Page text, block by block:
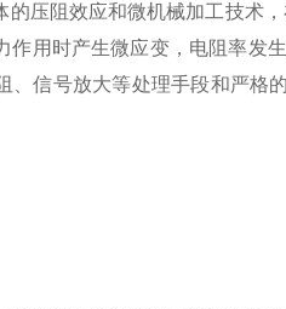
压阻效应和微机械加工技术
作用时产生微应变，电阻率发
、信号放大等处理手段和严格